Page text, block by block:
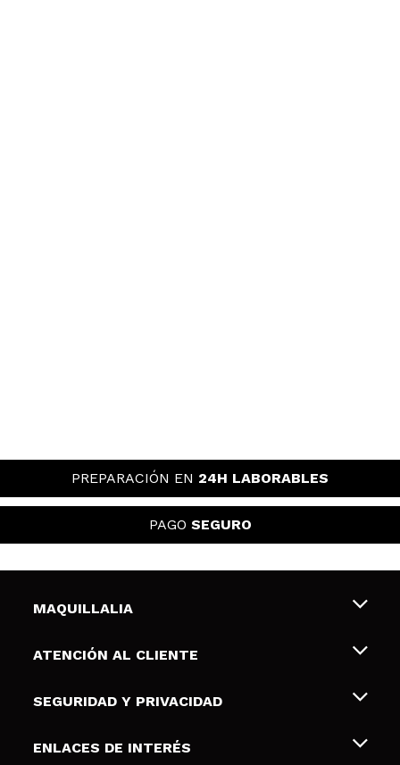
PREPARACIÓN EN 24H LABORABLES
PAGO SEGURO
MAQUILLALIA
Sobre nosotros
Tarjetas de Regalo
ATENCIÓN AL CLIENTE
Envíos y devoluciones
Formas de pago
SEGURIDAD Y PRIVACIDAD
Terminos y condiciones de uso
ENLACES DE INTERÉS